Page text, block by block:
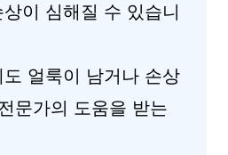
이 심해질 수 있습니
얼룩이 남거나 손상
문가의 도움을 받는